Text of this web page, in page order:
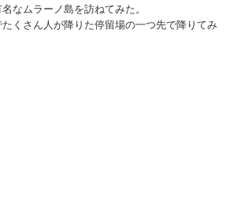
なムラーノ島を訪ねてみた。
くさん人が降りた停留場の一つ先で降りてみ